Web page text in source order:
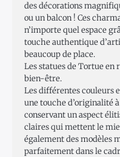
des décorations
ou un balcon ! Ces
n’importe quel espace
touche authentique
beaucoup de place.
Les statues de Tortue en
bien-être.
Les différentes couleurs
une touche d’originalité
conservant un aspect
claires qui mettent le
également des modèles
parfaitement dans le